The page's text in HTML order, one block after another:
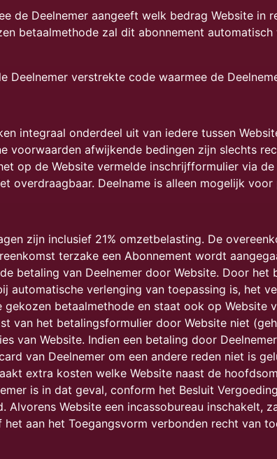
de Deelnemer aangeeft welk bedrag Website
betaalmethode zal dit abonnement
Deelnemer verstrekte code waarmee de
integraal onderdeel uit van iedere tussen
voorwaarden afwijkende bedingen zijn slechts
op de Website vermelde inschrijfformulier via
overdraagbaar. Deelname is alleen mogelijk voor
zijn inclusief 21% omzetbelasting. De
terzake een Abonnement wordt
betaling van Deelnemer door Website. Door
automatische verlenging van toepassing is, het
gekozen betaalmethode en staat ook op
van het betalingsformulier door Website niet
van Website. Indien een betaling door
van Deelnemer om een andere reden niet is
extra kosten welke Website naast de
is in dat geval, conform het Besluit
Alvorens Website een incassobureau inschakelt,
aan het Toegangsvorm verbonden recht van